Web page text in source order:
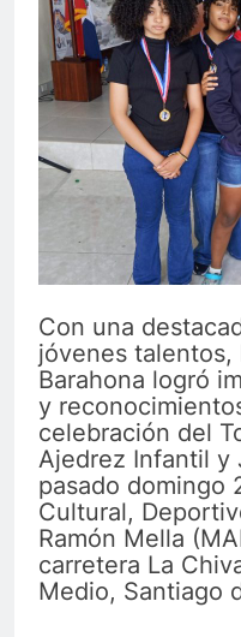
Con una
jóvenes
Barahona logró
y
celebración del
Ajedrez Infantil y
pasado domingo
Cultural,
Ramón Mella
carretera La
Medio, Santiago